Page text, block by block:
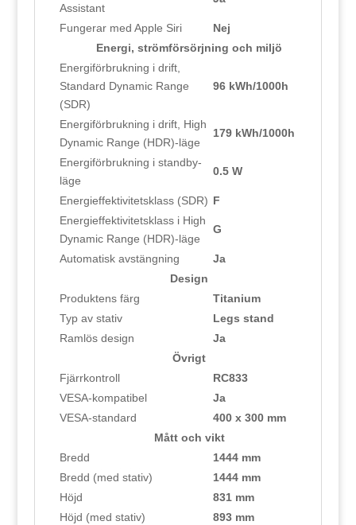
Assistant
Fungerar med Apple Siri
Nej
Energi, strömförsörjning och miljö
Energiförbrukning i drift,
Standard Dynamic Range
(SDR)
96 kWh/1000h
Energiförbrukning i drift, High
Dynamic Range (HDR)-läge
179 kWh/1000h
Energiförbrukning i standby-
läge
0.5 W
Energieffektivitetsklass (SDR) F
Energieffektivitetsklass i High
Dynamic Range (HDR)-läge
G
Automatisk avstängning
Ja
Design
Produktens färg
Titanium
Typ av stativ
Legs stand
Ramlös design
Ja
Övrigt
Fjärrkontroll
RC833
VESA-kompatibel
Ja
VESA-standard
400 x 300 mm
Mått och vikt
Bredd
1444 mm
Bredd (med stativ)
1444 mm
Höjd
831 mm
Höjd (med stativ)
893 mm